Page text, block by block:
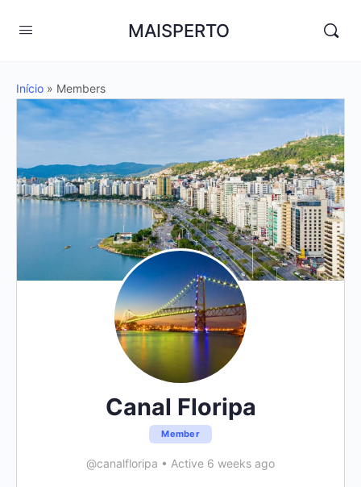
MAISPERTO
Início » Members
Canal Floripa
Member
@canalfloripa • Active 6 weeks ago